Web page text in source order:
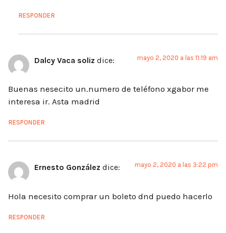
RESPONDER
Dalcy Vaca soliz dice: mayo 2, 2020 a las 11:19 am
Buenas nesecito un.numero de teléfono xgabor me
interesa ir. Asta madrid
RESPONDER
Ernesto González dice: mayo 2, 2020 a las 3:22 pm
Hola necesito comprar un boleto dnd puedo hacerlo
RESPONDER